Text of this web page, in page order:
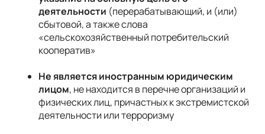
деятельности (перерабатывающий, и (или)
сбытовой, а также слова
«сельскохозяйственный потребительский
кооператив»
Не является иностранным юридическим
лицом, не находится в перечне организаций и
физических лиц, причастных к экстремистской
деятельности или терроризму